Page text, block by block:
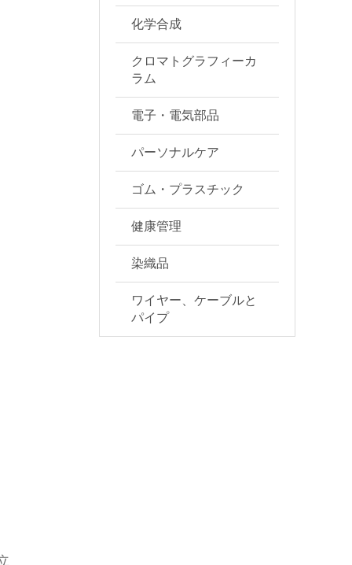
化学合成
クロマトグラフィーカ
ラム
電子・電気部品
パーソナルケア
ゴム・プラスチック
健康管理
染織品
ワイヤー、ケーブルと
パイプ